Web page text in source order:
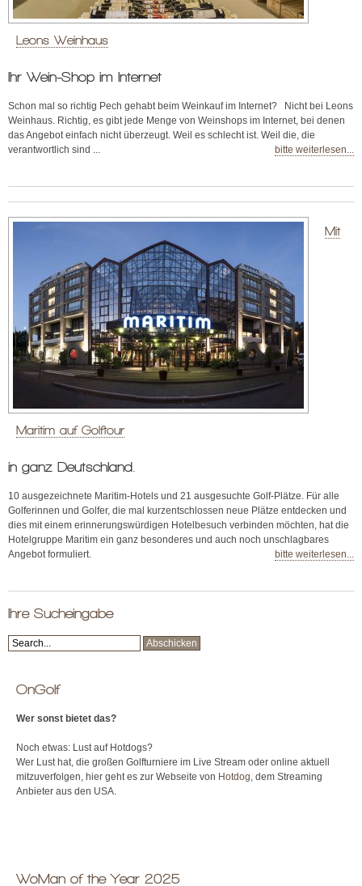
Leons Weinhaus
Ihr Wein-Shop im Internet
Schon mal so richtig Pech gehabt beim Weinkauf im Internet? Nicht bei Leons
Weinhaus. Richtig, es gibt jede Menge von Weinshops im Internet, bei denen
das Angebot einfach nicht überzeugt. Weil es schlecht ist. Weil die, die
verantwortlich sind ...
bitte weiterlesen...
Mit
Maritim auf Golftour
in ganz Deutschland.
10 ausgezeichnete Maritim-Hotels und 21 ausgesuchte Golf-Plätze. Für alle
Golferinnen und Golfer, die mal kurzentschlossen neue Plätze entdecken und
dies mit einem erinnerungswürdigen Hotelbesuch verbinden möchten, hat die
Hotelgruppe Maritim ein ganz besonderes und auch noch unschlagbares
Angebot formuliert.
bitte weiterlesen...
Ihre Sucheingabe
OnGolf
Wer sonst bietet das?
Noch etwas: Lust auf Hotdogs?
Wer Lust hat, die großen Golfturniere im Live Stream oder online aktuell
mitzuverfolgen, hier geht es zur Webseite von Hotdog , dem Streaming
Anbieter aus den USA.
WoMan of the Year 2025